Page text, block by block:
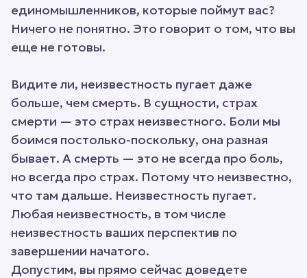
единомышленников, которые поймут вас?
Ничего не понятно. Это говорит о том, что вы
еще не готовы.
Видите ли, неизвестность пугает даже
больше, чем смерть. В сущности, страх
смерти — это страх неизвестного. Боли мы
боимся постолько-поскольку, она разная
бывает. А смерть — это не всегда про боль,
но всегда про страх. Потому что неизвестно,
что там дальше. Неизвестность пугает.
Любая неизвестность, в том числе
неизвестность ваших перспектив по
завершении начатого.
Допустим, вы прямо сейчас доведете